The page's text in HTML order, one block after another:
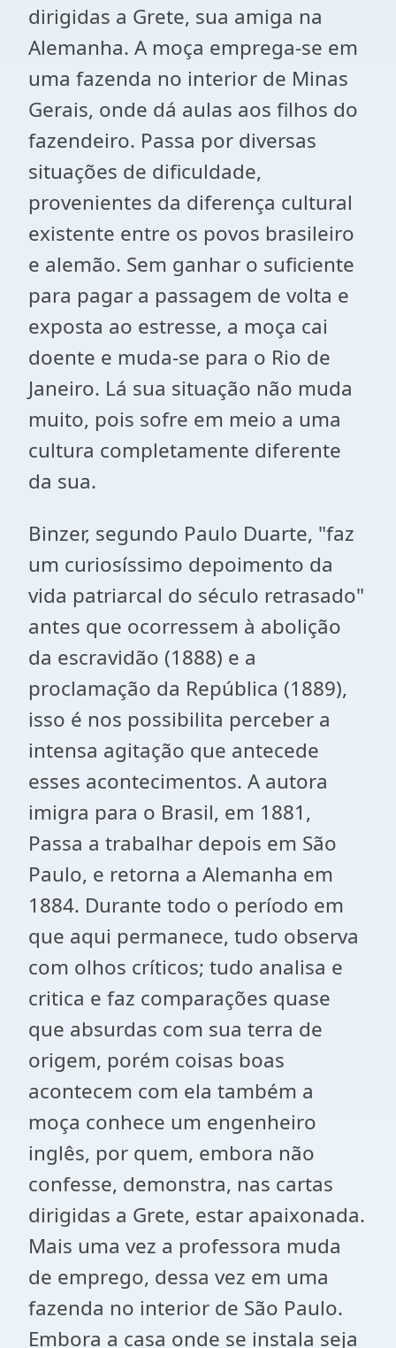
dirigidas a Grete, sua amiga na
Alemanha. A moça emprega-se em
uma fazenda no interior de Minas
Gerais, onde dá aulas aos filhos do
fazendeiro. Passa por diversas
situações de dificuldade,
provenientes da diferença cultural
existente entre os povos brasileiro
e alemão. Sem ganhar o suficiente
para pagar a passagem de volta e
exposta ao estresse, a moça cai
doente e muda-se para o Rio de
Janeiro. Lá sua situação não muda
muito, pois sofre em meio a uma
cultura completamente diferente
da sua.
Binzer, segundo Paulo Duarte, "faz
um curiosíssimo depoimento da
vida patriarcal do século retrasado"
antes que ocorressem à abolição
da escravidão (1888) e a
proclamação da República (1889),
isso é nos possibilita perceber a
intensa agitação que antecede
esses acontecimentos. A autora
imigra para o Brasil, em 1881,
Passa a trabalhar depois em São
Paulo, e retorna a Alemanha em
1884. Durante todo o período em
que aqui permanece, tudo observa
com olhos críticos; tudo analisa e
critica e faz comparações quase
que absurdas com sua terra de
origem, porém coisas boas
acontecem com ela também a
moça conhece um engenheiro
inglês, por quem, embora não
confesse, demonstra, nas cartas
dirigidas a Grete, estar apaixonada.
Mais uma vez a professora muda
de emprego, dessa vez em uma
fazenda no interior de São Paulo.
Embora a casa onde se instala seja